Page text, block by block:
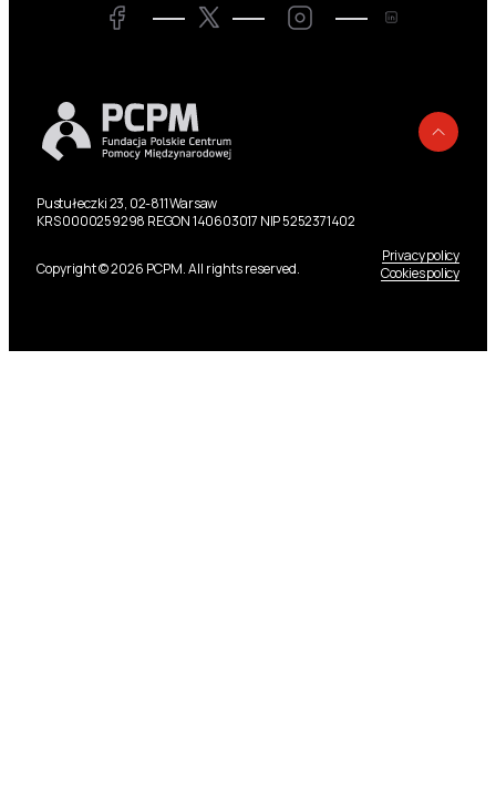
Facebook Twitter LinkedIn Twitter
Pustułeczki 23, 02-811 Warsaw
KRS 0000259298 REGON 140603017 NIP 5252371402
Copyright © 2026 PCPM. All rights reserved.
Privacy policy
Cookies policy